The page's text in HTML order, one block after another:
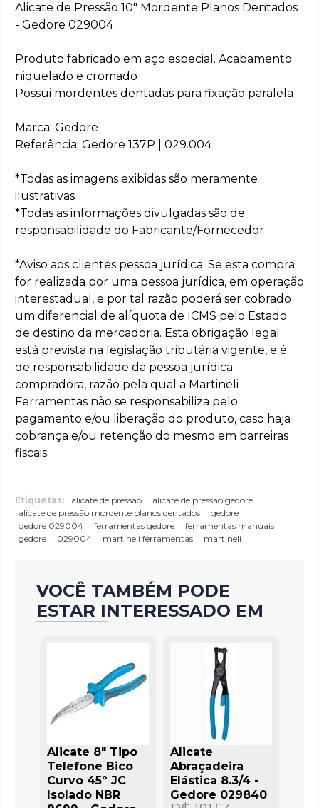
Alicate de Pressão 10" Mordente Planos Dentados
- Gedore 029004
Produto fabricado em aço especial. Acabamento
niquelado e cromado
Possui mordentes dentadas para fixação paralela
Marca: Gedore
Referência: Gedore 137P | 029.004
*Todas as imagens exibidas são meramente
ilustrativas
*Todas as informações divulgadas são de
responsabilidade do Fabricante/Fornecedor
*Aviso aos clientes pessoa jurídica: Se esta compra
for realizada por uma pessoa jurídica, em operação
interestadual, e por tal razão poderá ser cobrado
um diferencial de alíquota de ICMS pelo Estado
de destino da mercadoria. Esta obrigação legal
está prevista na legislação tributária vigente, e é
de responsabilidade da pessoa jurídica
compradora, razão pela qual a Martineli
Ferramentas não se responsabiliza pelo
pagamento e/ou liberação do produto, caso haja
cobrança e/ou retenção do mesmo em barreiras
fiscais.
Etiquetas: alicate de pressão
alicate de pressão gedore
alicate de pressão mordente planos dentados
gedore
gedore 029004
ferramentas gedore
ferramentas manuais
gedore
029004 martineli ferramentas martineli
VOCÊ TAMBÉM PODE
ESTAR INTERESSADO EM
Alicate 8" Tipo
Telefone Bico
Curvo 45º JC
Isolado NBR
Alicate
Abraçadeira
Elástica 8.3/4 -
Gedore 029840